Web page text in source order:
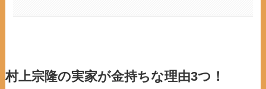
村上宗隆の実家が金持ちな理由3つ！